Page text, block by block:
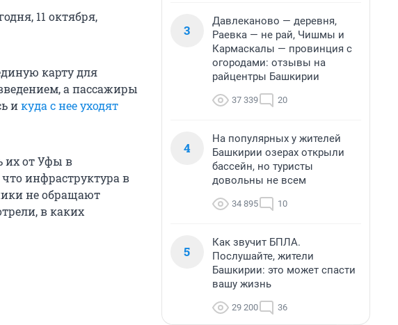
11 октября,
карту для
а пассажиры
икуда с нее уходят
их от Уфы в
инфраструктура в
не обращают
в каких
3
Давлеканово — деревня,
Раевка — не рай, Чишмы и
Кармаскалы — провинция с
огородами: отзывы на
райцентры Башкирии
37 339 20
4
На популярных у жителей
Башкирии озерах открыли
бассейн, но туристы
довольны не всем
34 895 10
5
Как звучит БПЛА.
Послушайте, жители
Башкирии: это может спасти
вашу жизнь
29 200 36